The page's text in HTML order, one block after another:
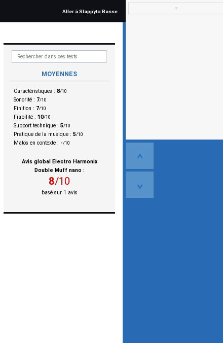
Aller à Slappyto Basse
MOYENNES
Caractéristiques : 8/10
Sonorité : 7/10
Finition : 7/10
Fiabilité : 10/10
Support technique : 5/10
Pratique de la musique : 5/10
Matos en contexte : -/10
Avis global Electro Harmonix
Double Muff nano :
8/10
basé sur 1 avis
▼